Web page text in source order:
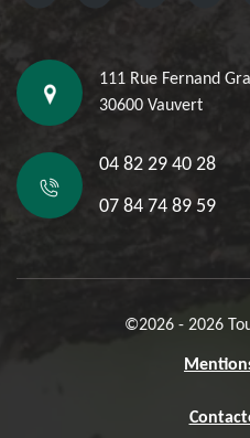
111 Rue Fernand
30600 Vauvert
04 82 29 40 28
07 84 74 89 59
©2026 - 2026